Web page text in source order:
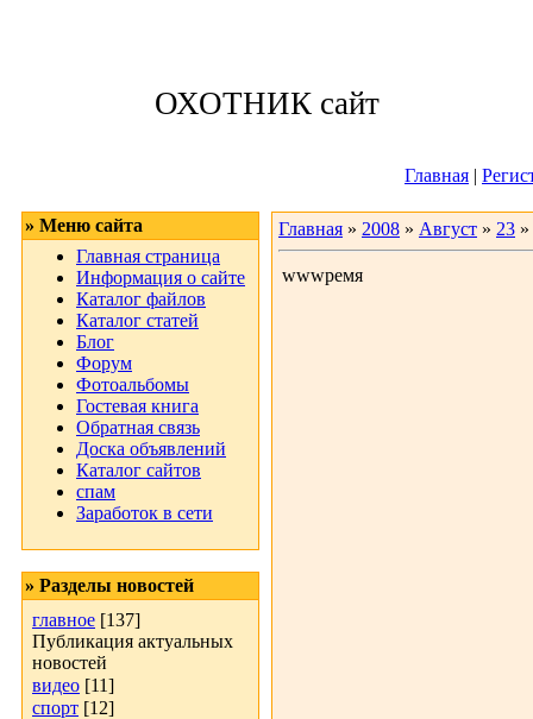
ОХОТНИК сайт
Главная |
» Меню сайта
Главная страница
Информация о сайте
Каталог файлов
Каталог статей
Блог
Форум
Фотоальбомы
Гостевая книга
Обратная связь
Доска объявлений
Каталог сайтов
спам
Заработок в сети
» Разделы новостей
главное [137]
Публикация актуальных
новостей
видео [11]
спорт [12]
Главная » 2008 » Август » 23
wwwремя